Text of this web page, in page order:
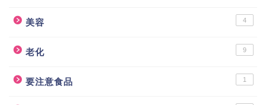
美容 4
老化 9
要注意食品 1